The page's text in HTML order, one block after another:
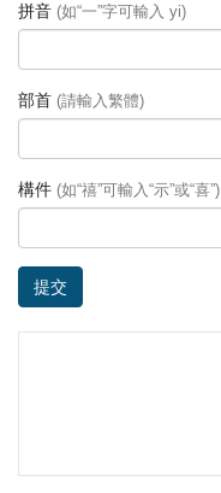
拼音 (如“一”字可輸入 yi)
部首 (請輸入繁體)
構件 (如“禧”可輸入“示”或“喜”)
提交